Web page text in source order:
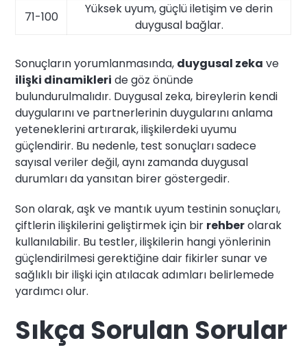
71-100
Yüksek uyum, güçlü iletişim ve derin
duygusal bağlar.
Sonuçların yorumlanmasında, duygusal zeka ve
ilişki dinamikleri de göz önünde
bulundurulmalıdır. Duygusal zeka, bireylerin kendi
duygularını ve partnerlerinin duygularını anlama
yeteneklerini artırarak, ilişkilerdeki uyumu
güçlendirir. Bu nedenle, test sonuçları sadece
sayısal veriler değil, aynı zamanda duygusal
durumları da yansıtan birer göstergedir.
Son olarak, aşk ve mantık uyum testinin sonuçları,
çiftlerin ilişkilerini geliştirmek için bir rehberolarak
kullanılabilir. Bu testler, ilişkilerin hangi yönlerinin
güçlendirilmesi gerektiğine dair fikirler sunar ve
sağlıklı bir ilişki için atılacak adımları belirlemede
yardımcı olur.
Sıkça Sorulan Sorular